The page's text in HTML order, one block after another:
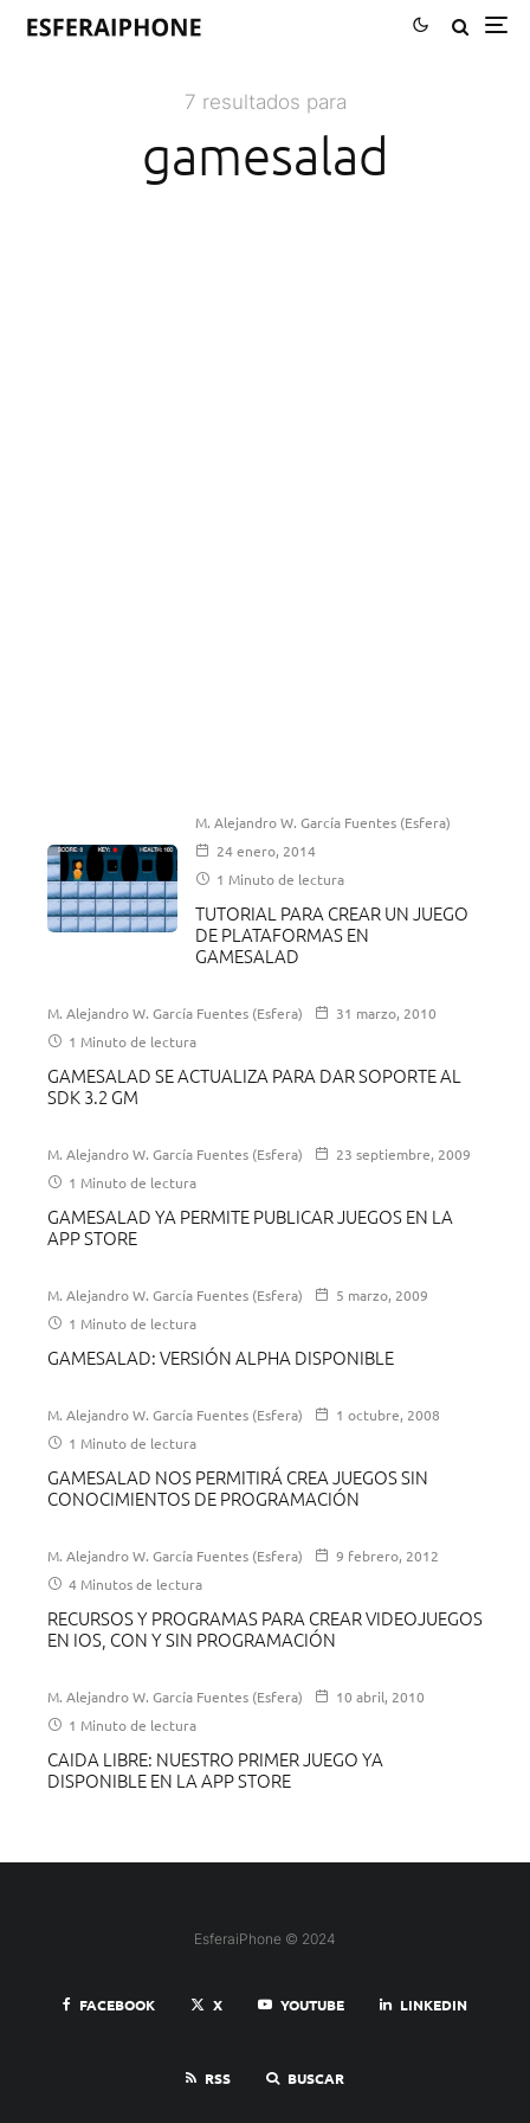
7 resultados para
gamesalad
M. Alejandro W. García Fuentes (Esfera)
24 enero, 2014
1 Minuto de lectura
TUTORIAL PARA CREAR UN JUEGO
DE PLATAFORMAS EN
GAMESALAD
M. Alejandro W. García Fuentes (Esfera)
31 marzo, 2010
1 Minuto de lectura
GAMESALAD SE ACTUALIZA PARA DAR SOPORTE AL
SDK 3.2 GM
M. Alejandro W. García Fuentes (Esfera)
23 septiembre, 2009
1 Minuto de lectura
GAMESALAD YA PERMITE PUBLICAR JUEGOS EN LA
APP STORE
M. Alejandro W. García Fuentes (Esfera)
5 marzo, 2009
1 Minuto de lectura
GAMESALAD: VERSIÓN ALPHA DISPONIBLE
M. Alejandro W. García Fuentes (Esfera)
1 octubre, 2008
1 Minuto de lectura
GAMESALAD NOS PERMITIRÁ CREA JUEGOS SIN
CONOCIMIENTOS DE PROGRAMACIÓN
M. Alejandro W. García Fuentes (Esfera)
9 febrero, 2012
4 Minutos de lectura
RECURSOS Y PROGRAMAS PARA CREAR VIDEOJUEGOS
EN IOS, CON Y SIN PROGRAMACIÓN
M. Alejandro W. García Fuentes (Esfera)
10 abril, 2010
1 Minuto de lectura
CAIDA LIBRE: NUESTRO PRIMER JUEGO YA
DISPONIBLE EN LA APP STORE
EsferaiPhone © 2024
FACEBOOK X YOUTUBE LINKEDIN
RSS BUSCAR